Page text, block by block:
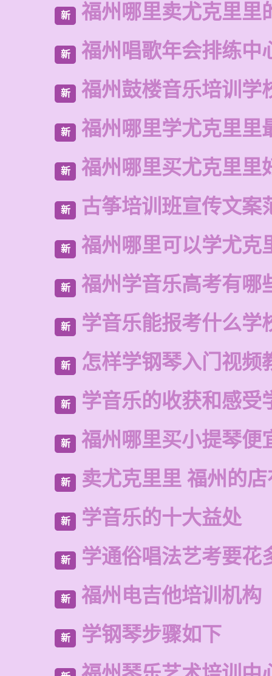
新 福州哪里卖尤克里里
新 福州唱歌年会排练中
新 福州鼓楼音乐培训学
新 福州哪里学尤克里里
新 福州哪里买尤克里里
新 古筝培训班宣传文案
新 福州哪里可以学尤克
新 福州学音乐高考有哪
新 学音乐能报考什么学
新 怎样学钢琴入门视频
新 学音乐的收获和感受
新 福州哪里买小提琴便
新 卖尤克里里 福州的
新 学音乐的十大益处
新 学通俗唱法艺考要花
新 福州电吉他培训机构
新 学钢琴步骤如下